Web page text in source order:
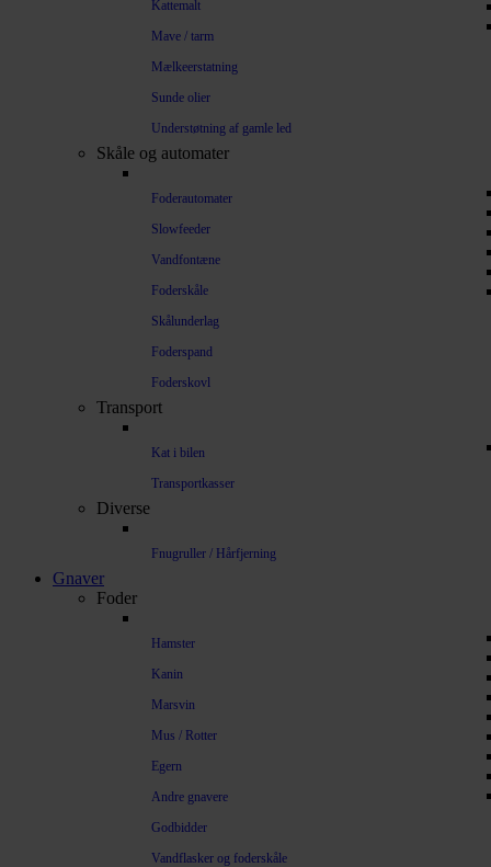
Kattemalt
Mave / tarm
Mælkeerstatning
Sunde olier
Understøtning af gamle led
Skåle og automater
Foderautomater
Slowfeeder
Vandfontæne
Foderskåle
Skålunderlag
Foderspand
Foderskovl
Transport
Kat i bilen
Transportkasser
Diverse
Fnugruller / Hårfjerning
Gnaver
Foder
Hamster
Kanin
Marsvin
Mus / Rotter
Egern
Andre gnavere
Godbidder
Vandflasker og foderskåle